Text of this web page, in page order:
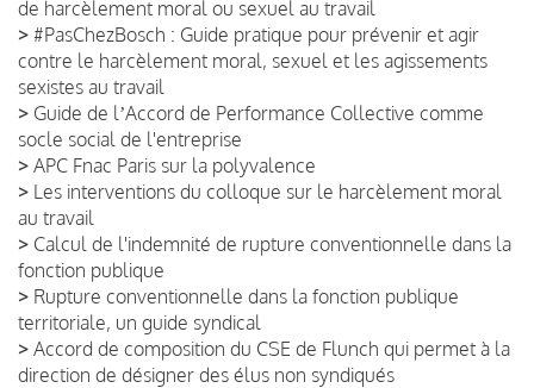
de harcèlement moral ou sexuel au travail
> #PasChezBosch : Guide pratique pour prévenir et agir
contre le harcèlement moral, sexuel et les agissements
sexistes au travail
> Guide de lʼAccord de Performance Collective comme
socle social de l'entreprise
> APC Fnac Paris sur la polyvalence
> Les interventions du colloque sur le harcèlement moral
au travail
> Calcul de l'indemnité de rupture conventionnelle dans la
fonction publique
> Rupture conventionnelle dans la fonction publique
territoriale, un guide syndical
> Accord de composition du CSE de Flunch qui permet à la
direction de désigner des élus non syndiqués